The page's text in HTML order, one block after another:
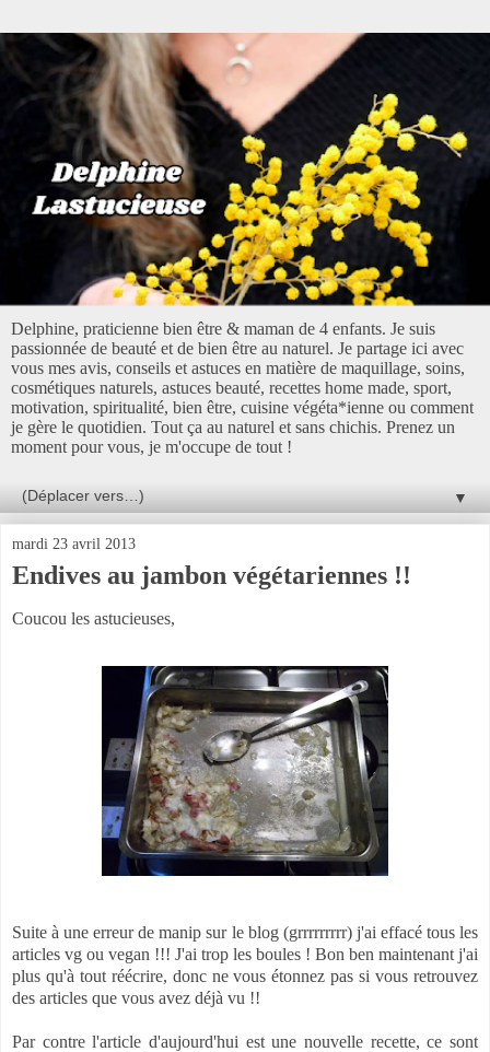
Delphine, praticienne bien être & maman de 4 enfants. Je suis
passionnée de beauté et de bien être au naturel. Je partage ici avec
vous mes avis, conseils et astuces en matière de maquillage, soins,
cosmétiques naturels, astuces beauté, recettes home made, sport,
motivation, spiritualité, bien être, cuisine végéta*ienne ou comment
je gère le quotidien. Tout ça au naturel et sans chichis. Prenez un
moment pour vous, je m'occupe de tout !
▼
mardi 23 avril 2013
Endives au jambon végétariennes !!
Coucou les astucieuses,
Suite à une erreur de manip sur le blog (grrrrrrrrr) j'ai effacé tous les
articles vg ou vegan !!! J'ai trop les boules ! Bon ben maintenant j'ai
plus qu'à tout réécrire, donc ne vous étonnez pas si vous retrouvez
des articles que vous avez déjà vu !!
Par contre l'article d'aujourd'hui est une nouvelle recette, ce sont